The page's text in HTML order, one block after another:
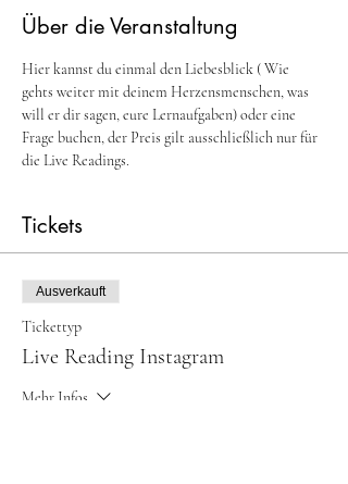
Über die Veranstaltung
Hier kannst du einmal den Liebesblick ( Wie
gehts weiter mit deinem Herzensmenschen, was
will er dir sagen, eure Lernaufgaben) oder eine
Frage buchen, der Preis gilt ausschließlich nur für
die Live Readings.
Tickets
Ausverkauft
Tickettyp
Live Reading Instagram
Mehr Infos